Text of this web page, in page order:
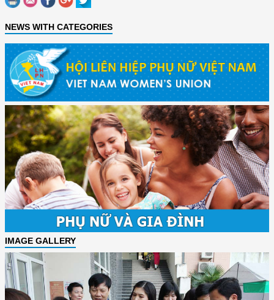
NEWS WITH CATEGORIES
IMAGE GALLERY